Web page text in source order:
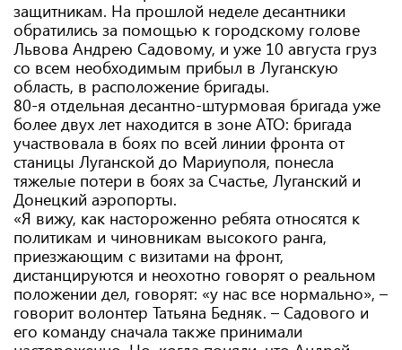
защитникам. На прошлой неделе десантники
обратились за помощью к городскому голове
Львова Андрею Садовому, и уже 10 августа груз
со всем необходимым прибыл в Луганскую
область, в расположение бригады.
80-я отдельная десантно-штурмовая бригада уже
более двух лет находится в зоне АТО: бригада
участвовала в боях по всей линии фронта от
станицы Луганской до Мариуполя, понесла
тяжелые потери в боях за Счастье, Луганский и
Донецкий аэропорты.
«Я вижу, как настороженно ребята относятся к
политикам и чиновникам высокого ранга,
приезжающим с визитами на фронт,
дистанцируются и неохотно говорят о реальном
положении дел, говорят: «у нас все нормально», –
говорит волонтер Татьяна Бедняк. – Садового и
его команду сначала также принимали